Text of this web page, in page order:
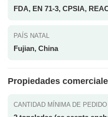
FDA, EN 71-3, CPSIA,
PAÍS NATAL
Fujian, China
Propiedades
CANTIDAD MÍNIMA DE PEDIDO